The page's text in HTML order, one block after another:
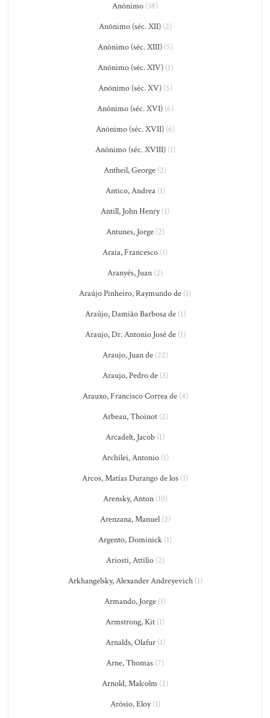
Anônimo (38)
Anônimo (séc. XII)(2)
Anônimo (séc. XIII)(5)
Anônimo (séc. XIV)(1)
Anônimo (séc. XV)(5)
Anônimo (séc. XVI)(6)
Anônimo (séc. XVII)(6)
Anônimo (séc. XVIII)(1)
Antheil, George (2)
Antico, Andrea(1)
Antill, John Henry(1)
Antunes, Jorge(2)
Araia, Francesco (1)
Aranyés, Juan (2)
Araújo Pinheiro, Raymundo de (1)
Araújo, Damião Barbosa de(1)
Araujo, Dr. Antonio José de(1)
Araujo, Juan de(22)
Araujo, Pedro de(3)
Arauxo, Francisco Correa de(4)
Arbeau, Thoinot(2)
Arcadelt, Jacob (1)
Archilei, Antonio(1)
Arcos, Matías Durango de los (1)
Arensky, Anton(10)
Arenzana, Manuel(2)
Argento, Dominick (1)
Ariosti, Attilio(2)
Arkhangelsky, Alexander Andreyevich(1)
Armando, Jorge (1)
Armstrong, Kit (1)
Arnalds, Olafur(1)
Arne, Thomas (7)
Arnold, Malcolm (2)
Arósio, Eloy(1)